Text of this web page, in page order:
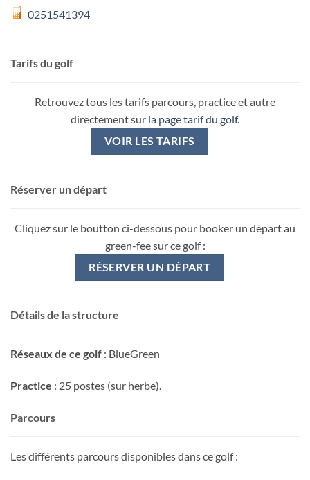
0251541394
Tarifs du golf
Retrouvez tous les tarifs parcours, practice et autre
directement sur la page tarif du golf.
VOIR LES TARIFS
Réserver un départ
Cliquez sur le boutton ci-dessous pour booker un départ au
green-fee sur ce golf :
RÉSERVER UN DÉPART
Détails de la structure
Réseaux de ce golf : BlueGreen
Practice : 25 postes (sur herbe).
Parcours
Les différents parcours disponibles dans ce golf :